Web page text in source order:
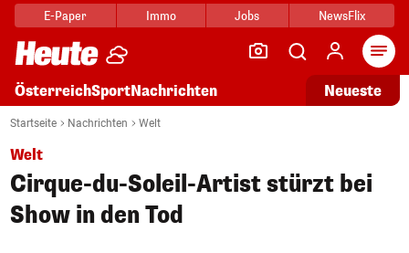
E-Paper Immo Jobs NewsFlix
ÖsterreichSportNachrichten Neueste
Startseite Nachrichten Welt
Welt
Cirque-du-Soleil-Artist stürzt bei
Show in den Tod